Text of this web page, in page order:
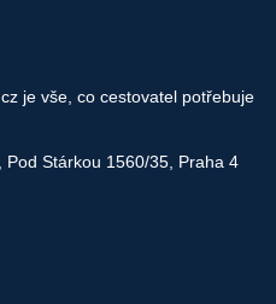
je vše, co cestovatel potřebuje
Stárkou 1560/35, Praha 4